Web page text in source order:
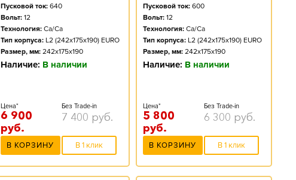
Пусковой ток: 640
Вольт: 12
Технология: Ca/Ca
Тип корпуса: L2 (242x175x190) EURO
Размер, мм: 242x175x190
Наличие: В наличии
Цена*
6 900
руб.
Без Trade-in
7 400 руб.
В КОРЗИНУ В 1 клик
Пусковой ток: 600
Вольт: 12
Технология: Ca/Ca
Тип корпуса: L2 (242x175x190) EURO
Размер, мм: 242x175x190
Наличие: В наличии
Цена*
5 800
руб.
Без Trade-in
6 300 руб.
В КОРЗИНУ В 1 клик